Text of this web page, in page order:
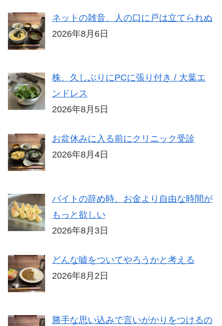
ネットの雑音、人の口に戸は立てられぬ
2026年8月6日
株、久しぶりにPCに張り付き / 大葉エ
ンドレス
2026年8月5日
お盆休みに入る前にクリニック受診
2026年8月4日
バイトの辞め時、お金より自由な時間が
もっと欲しい
2026年8月3日
どんな嘘をついてやろうかと考える
2026年8月2日
勝手な思い込みで言いがかりをつけるの